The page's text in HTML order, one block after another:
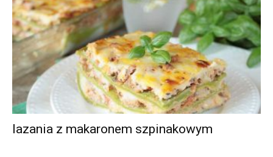
lazania z makaronem szpinakowym